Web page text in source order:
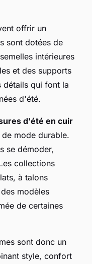
offrir un
sont dotées de
intérieures
et des supports
détails qui font la
d'été.
d'été en cuir
mode durable.
se démoder,
collections
à talons
modèles
de certaines
sont donc un
style, confort